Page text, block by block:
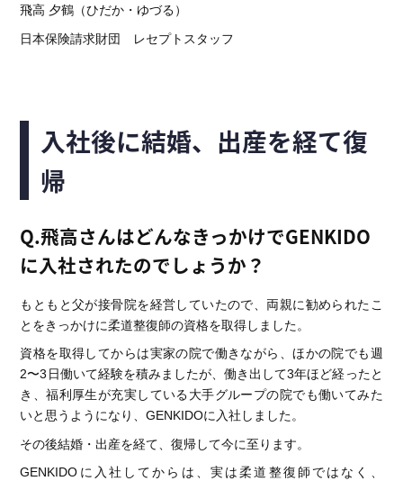
飛高 夕鶴（ひだか・ゆづる）
日本保険請求財団 レセプトスタッフ
入社後に結婚、出産を経て復
帰
Q.飛高さんはどんなきっかけでGENKIDO
に入社されたのでしょうか？
もともと父が接骨院を経営していたので、両親に勧められたこ
とをきっかけに柔道整復師の資格を取得しました。
資格を取得してからは実家の院で働きながら、ほかの院でも週
2〜3日働いて経験を積みましたが、働き出して3年ほど経ったと
き、福利厚生が充実している大手グループの院でも働いてみた
いと思うようになり、GENKIDOに入社しました。
その後結婚・出産を経て、復帰して今に至ります。
GENKIDOに入社してからは、実は柔道整復師ではなく、